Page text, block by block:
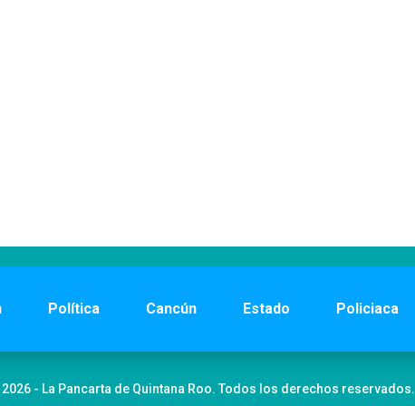
Política Cancún Estado Policiaca
- La Pancarta de Quintana Roo. Todos los derechos reservados.